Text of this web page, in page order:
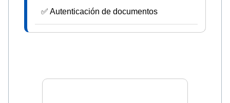
✅ Autenticación de documentos